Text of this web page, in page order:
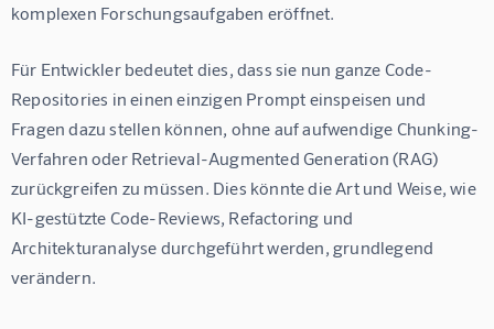
komplexen Forschungsaufgaben eröffnet.
Für Entwickler bedeutet dies, dass sie nun ganze Code-
Repositories in einen einzigen Prompt einspeisen und
Fragen dazu stellen können, ohne auf aufwendige Chunking-
Verfahren oder Retrieval-Augmented Generation (RAG)
zurückgreifen zu müssen. Dies könnte die Art und Weise, wie
KI-gestützte Code-Reviews, Refactoring und
Architekturanalyse durchgeführt werden, grundlegend
verändern.